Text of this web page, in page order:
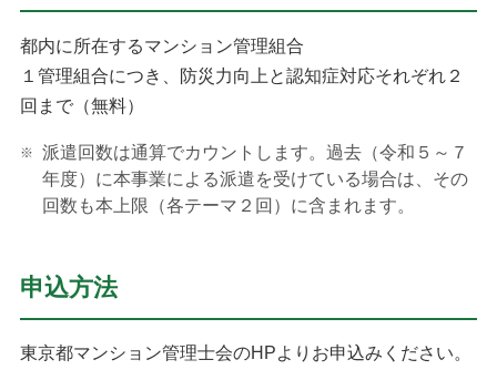
都内に所在するマンション管理組合
１管理組合につき、防災力向上と認知症対応それぞれ２
回まで（無料）
派遣回数は通算でカウントします。過去（令和５～７
年度）に本事業による派遣を受けている場合は、その
回数も本上限（各テーマ２回）に含まれます。
申込方法
東京都マンション管理士会のHPよりお申込みください。